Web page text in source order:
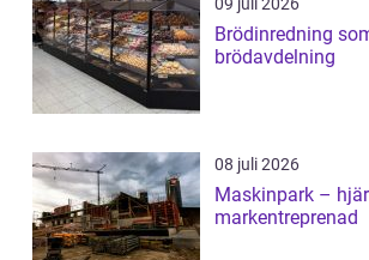
Brödinredning
brödavdelning
08 juli 2026
Maskinpark –
markentreprenad